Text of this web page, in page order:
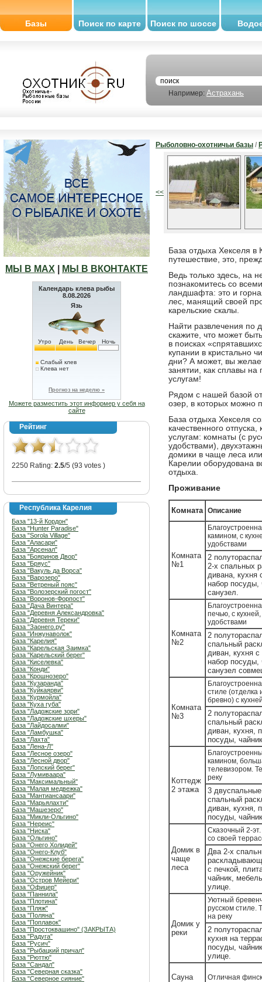
Базы Поиск по карте Поиск по шоссе
Например: Астрахань
МЫ В МАХ МЫ В ВКОНТАКТЕ
Календарь клева рыбы
8.08.2026
Язь
Утро День Вечер Ночь
Слабый клев
Клева нет
Прогноз на неделю »
Можете разместить этот информер у себя на
сайте
Рейтинг
2250 Rating: 2.5/5 (93 votes )
Республика Карелия
База "13-й Кордон"
База "Hunter Paradise"
База "Sorola Village"
База "Аласари"
База "Арсенал"
База "Бояринов Двор"
База "Бряус"
База "Вакуль да Ворса"
База "Варозеро"
База "Ветреный пояс"
База "Волозерский погост"
База "Воронов-Форпост"
База "Дача Винтера"
База "Деревня Александровка"
База "Деревня Тереки"
База "Заонего.ру"
База "Инжунаволок"
База "Карелия"
База "Карельская Заимка"
База "Карельский берег"
База "Киселевка"
База "Конди"
База "Крошнозеро"
База "Кузаранда"
База "Куйкаярви"
База "Курмойла"
База "Куха губа"
База "Ладожские зори"
База "Ладожские шхеры"
База "Лайдосалми"
База "Ламбушка"
База "Лахта"
База "Лена-Л"
База "Лесное озеро"
База "Лесной двор"
База "Лопский берег"
База "Лумиваара"
База "Максимальный"
База "Малая медвежка"
База "Мантиансаари"
База "Марьялахти"
База "Машезеро"
База "Микли-Ольгино"
База "Нереис"
База "Ниска"
База "Ольгино"
База "Онего Холидей"
База "Онего-Клуб"
База "Онежские берега"
База "Онежский берег"
База "Оружейник"
База "Остров Мейери"
База "Офицер"
База "Паннила"
База "Плотина"
База "Пляж"
База "Поляна"
База "Поплавок"
База "Простоквашино" (ЗАКРЫТА)
База "Радуга"
База "Русич"
База "Рыбацкий причал"
База "Рюттю"
База "Сандал"
База "Северная сказка"
База "Северное сияние"
Рыболовно-охотничьи базы /
<<
База отдыха Хекселя в
путешествие, это,
Ведь только здесь, на
познакомитесь со
ландшафта: это и
лес, манящий своей
карельские скалы.
Найти развлечения
скажите, что может
в поисках
купании в кристально
дни? А может, вы
занятии, как сплавы
услугам!
Рядом с нашей базой
озер, в которых можно
База отдыха Хекселя
качественного
услугам: комнаты (с
удобствами),
домики в чаще леса
Карелии оборудована
отдыха.
Проживание
Комната Описание
Комната
№1
камином, с
удобствами
2
2-х спальных
дивана, кухня
набор посуды,
санузел.
Комната
№2
печью, с
удобствами
2
спальный
диван, кухня с
набор посуды,
санузел
Комната
№3
стиле (отделка
бревно) с
2
спальный
диван, кухня,
посуды,
Коттедж
2 этажа
камином,
телевизором.
реку
3
спальный
диван, кухня,
посуды,
Домик в
чаще
леса
Сказочный 2-
со своей
Два 2-х
с печкой,
чайник,
улице.
Домик у
реки
Уютный
русском стиле.
на реку
2
кухня на
посуды,
улице.
Сауна Отличная